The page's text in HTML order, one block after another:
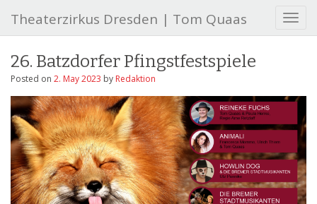
T
o
e
a
i
a
Theaterzirkus Dresden | Tom Quaas
26. Batzdorfer Pfingstfestspiele
Posted on 2. May 2023 by Redaktion